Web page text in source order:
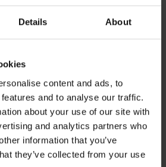
Details About
content and ads, to
and to analyse our traffic.
about your use of our site with
and analytics partners who
information that you’ve
they’ve collected from your use
Ja /
Nee
der Welt
Werbetechnik
SteelTrak